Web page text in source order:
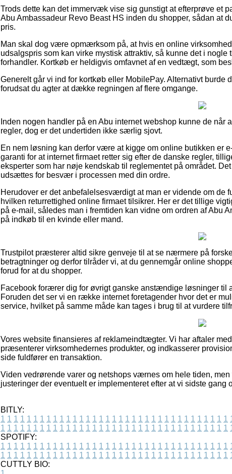
Trods dette kan det immervæk vise sig gunstigt at efterprøve et
Abu Ambassadeur Revo Beast HS inden du shopper, sådan at
pris.
Man skal dog være opmærksom på, at hvis en online
udsalgspris som kan virke mystisk attraktiv, så kunne det i
forhandler. Kortkøb er heldigvis omfavnet af en vedtægt, som
Generelt går vi ind for kortkøb eller MobilePay. Alternativt burde
forudsat du agter at dække regningen af flere omgange.
Inden nogen handler på en Abu internet webshop kunne de når
regler, dog er det undertiden ikke særlig sjovt.
En nem løsning kan derfor være at kigge om online butikken er
garanti for at internet firmaet retter sig efter de danske regler,
eksperter som har nøje kendskab til reglementet på området.
udsættes for besvær i processen med din ordre.
Herudover er det anbefalelsesværdigt at man er vidende om de
hvilken returrettighed online firmaet tilsikrer. Her er det tillige
på e-mail, således man i fremtiden kan vidne om ordren af Abu
på indkøb til en kvinde eller mand.
Trustpilot præsterer altid sikre genveje til at se nærmere på
betragtninger og derfor tilråder vi, at du gennemgår online
forud for at du shopper.
Facebook forærer dig for øvrigt ganske anstændige løsninger til
Foruden det ser vi en række internet foretagender hvor det er
service, hvilket på samme måde kan tages i brug til at vurdere
Vores website finansieres af reklameindtægter. Vi har aftaler
præsenterer virksomhedernes produkter, og indkasserer
side fuldfører en transaktion.
Viden vedrørende varer og netshops værnes om hele tiden,
justeringer der eventuelt er implementeret efter at vi sidste gang
BITLY:
1 1 1 1 1 1 1 1 1 1 1 1 1 1 1 1 1 1 1 1 1 1 1 1 1 1 1 1 1 1 1 1 1 1 1
1 1 1 1 1 1 1 1 1 1 1 1 1 1 1 1 1 1 1 1 1 1 1 1 1 1 1 1 1 1 1 1 1 1 1
SPOTIFY:
1 1 1 1 1 1 1 1 1 1 1 1 1 1 1 1 1 1 1 1 1 1 1 1 1 1 1 1 1 1 1 1 1 1 1
1 1 1 1 1 1 1 1 1 1 1 1 1 1 1 1 1 1 1 1 1 1 1 1 1 1 1 1 1 1 1 1 1 1 1
CUTTLY BIO: